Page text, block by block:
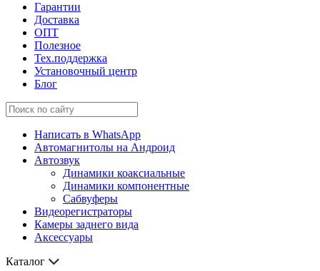
Гарантии
Доставка
ОПТ
Полезное
Тех.поддержка
Установочный центр
Блог
Написать в WhatsApp
Автомагнитолы на Андроид
Автозвук
Динамики коаксиальные
Динамики компонентные
Сабвуферы
Видеорегистраторы
Камеры заднего вида
Аксессуары
Каталог